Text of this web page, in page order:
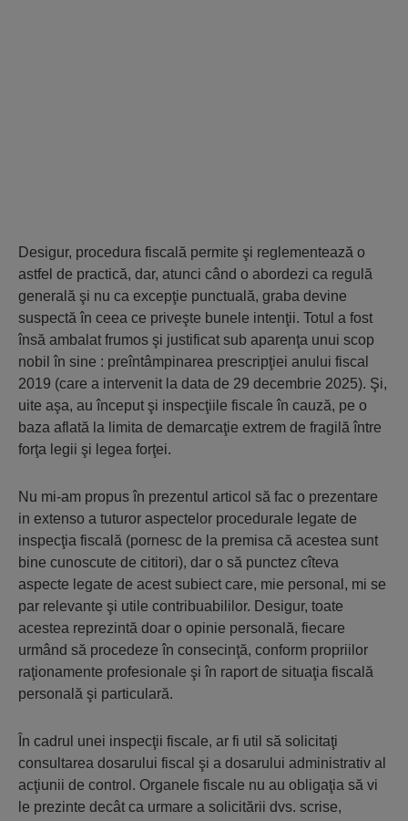
Desigur, procedura fiscală permite şi reglementează o
astfel de practică, dar, atunci când o abordezi ca regulă
generală şi nu ca excepţie punctuală, graba devine
suspectă în ceea ce priveşte bunele intenţii. Totul a fost
însă ambalat frumos şi justificat sub aparenţa unui scop
nobil în sine : preîntâmpinarea prescripţiei anului fiscal
2019 (care a intervenit la data de 29 decembrie 2025). Şi,
uite aşa, au început şi inspecţiile fiscale în cauză, pe o
baza aflată la limita de demarcaţie extrem de fragilă între
forţa legii şi legea forţei.
Nu mi-am propus în prezentul articol să fac o prezentare
in extenso a tuturor aspectelor procedurale legate de
inspecţia fiscală (pornesc de la premisa că acestea sunt
bine cunoscute de cititori), dar o să punctez cîteva
aspecte legate de acest subiect care, mie personal, mi se
par relevante şi utile contribuabililor. Desigur, toate
acestea reprezintă doar o opinie personală, fiecare
urmând să procedeze în consecinţă, conform propriilor
raţionamente profesionale şi în raport de situaţia fiscală
personală şi particulară.
În cadrul unei inspecţii fiscale, ar fi util să solicitaţi
consultarea dosarului fiscal şi a dosarului administrativ al
acţiunii de control. Organele fiscale nu au obligaţia să vi
le prezinte decât ca urmare a solicitării dvs. scrise,